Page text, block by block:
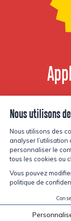
© Copyright Lesters